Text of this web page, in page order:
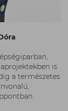
is
a természetes